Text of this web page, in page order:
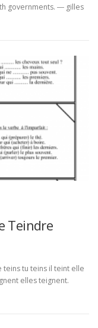
governments. ― gilles
Teindre
teins tu teins il teint elle
elles teignent.